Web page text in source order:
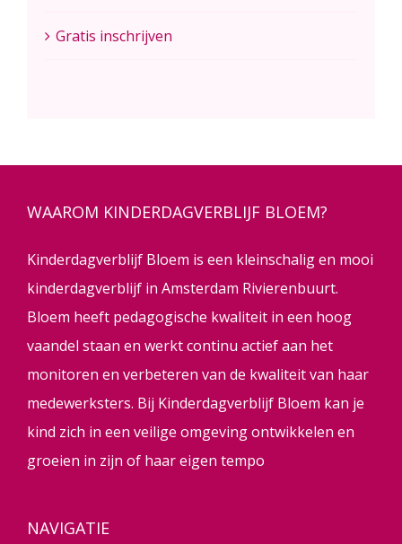
Gratis inschrijven
WAAROM KINDERDAGVERBLIJF BLOEM?
Kinderdagverblijf Bloem is een kleinschalig en mooi
kinderdagverblijf in Amsterdam Rivierenbuurt.
Bloem heeft pedagogische kwaliteit in een hoog
vaandel staan en werkt continu actief aan het
monitoren en verbeteren van de kwaliteit van haar
medewerksters. Bij Kinderdagverblijf Bloem kan je
kind zich in een veilige omgeving ontwikkelen en
groeien in zijn of haar eigen tempo
NAVIGATIE